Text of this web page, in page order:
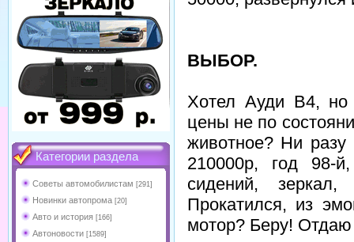
Категории раздела
Советы автомобилистам [291]
Новинки автопрома [20]
Авто и история [166]
Автоновости [1589]
ВЫБОР.
Хотел Ауди B4,
цены не по
животное? Ни
210000р, год 98-
сидений,
Прокатился, из
мотор? Беру!